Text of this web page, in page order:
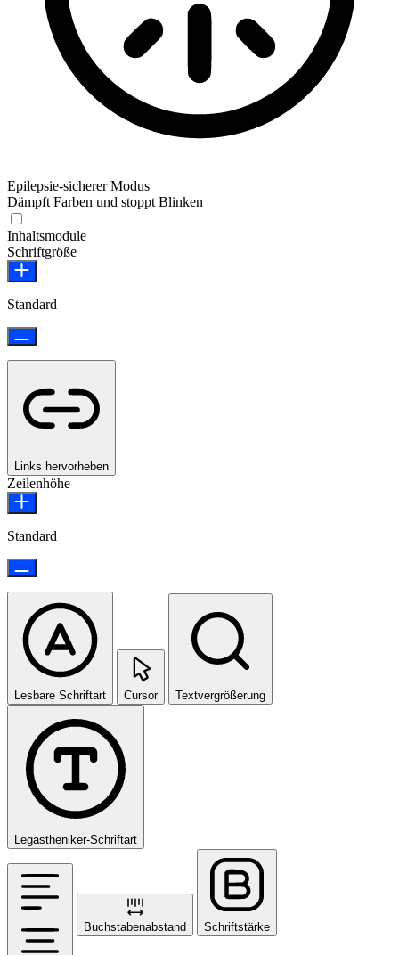
Epilepsie-sicherer Modus
Dämpft Farben und stoppt Blinken
Inhaltsmodule
Schriftgröße
Standard
Links hervorheben
Zeilenhöhe
Standard
Lesbare Schriftart Cursor Textvergrößerung
Legastheniker-Schriftart
Buchstabenabstand Schriftstärke